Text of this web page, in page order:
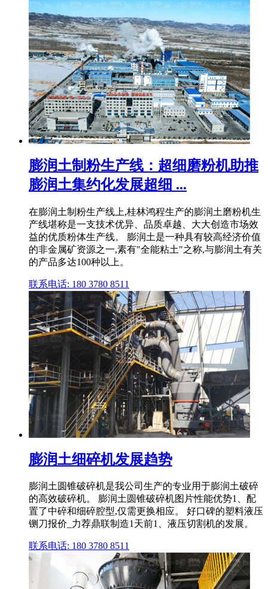
膨润土制粉生产线：超细磨粉机助推
膨润土集约化发展超细 ...
在膨润土制粉生产线上,桂林鸿程生产的膨润土磨粉机生
产线堪称是一支技术优异、品质卓越、大大创造市场效
益的优质粉体生产线。 膨润土是一种具有较高经济价值
的非金属矿资源之一,素有"全能粘土"之称,与膨润土有关
的产品多达100种以上。
联系电话: 180 3780 8511
膨润土细碎机发展趋势
膨润土圆锥破碎机是我公司生产的专业用于膨润土破碎
的高效破碎机。 膨润土圆锥破碎机图片性能优势1、配
置了中碎和细碎腔型,仅需更换相应。 好口碑的塑料液压
铡刀报价_力荐鼎联制造1天前1、液压切割机的发展。
联系电话: 180 3780 8511